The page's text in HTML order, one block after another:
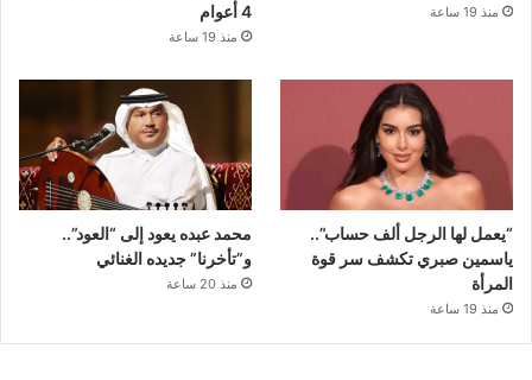
منذ 19 ساعة
4 أعوام
منذ 19 ساعة
“يعمل لها الرجل ألف حساب”..
ياسمين صبري تكشف سر قوة
المرأة
منذ 19 ساعة
محمد عبده يعود إلى “العود”..
و”تأخرنا” جديده الغنائي
منذ 20 ساعة